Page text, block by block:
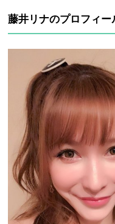
藤井リナのプロフィー